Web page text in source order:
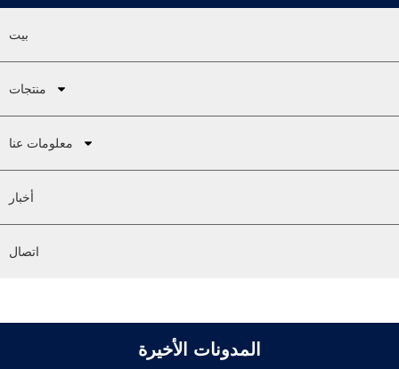
بيت
منتجات
معلومات عنا
أخبار
اتصال
المدونات الأخيرة